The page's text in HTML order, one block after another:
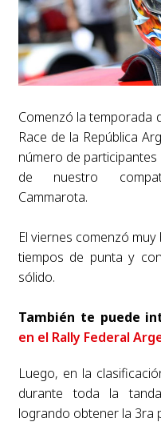
Comenzó la temporada
Race de la República
número de
de nuestro
Cammarota.
El viernes comenzó
tiempos de punta y
sólido.
También te puede
en el Rally Federal
Luego, en la
durante toda la
logrando obtener la 3ra